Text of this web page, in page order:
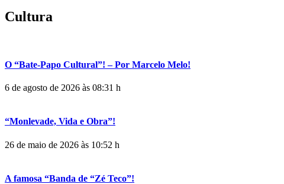
Cultura
O “Bate-Papo Cultural”! – Por Marcelo Melo!
6 de agosto de 2026 às 08:31 h
“Monlevade, Vida e Obra”!
26 de maio de 2026 às 10:52 h
A famosa “Banda de “Zé Teco”!